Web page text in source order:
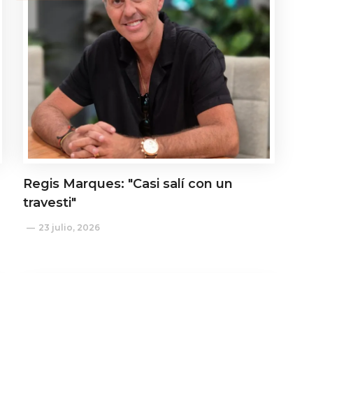
Regis Marques: "Casi salí con un
travesti"
23 julio, 2026